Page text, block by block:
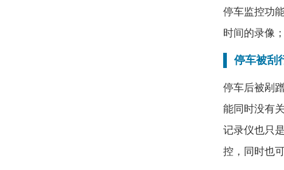
停车监控功
时间的录像
停车被刮
停车后被剐
能同时没有
记录仪也只
控，同时也